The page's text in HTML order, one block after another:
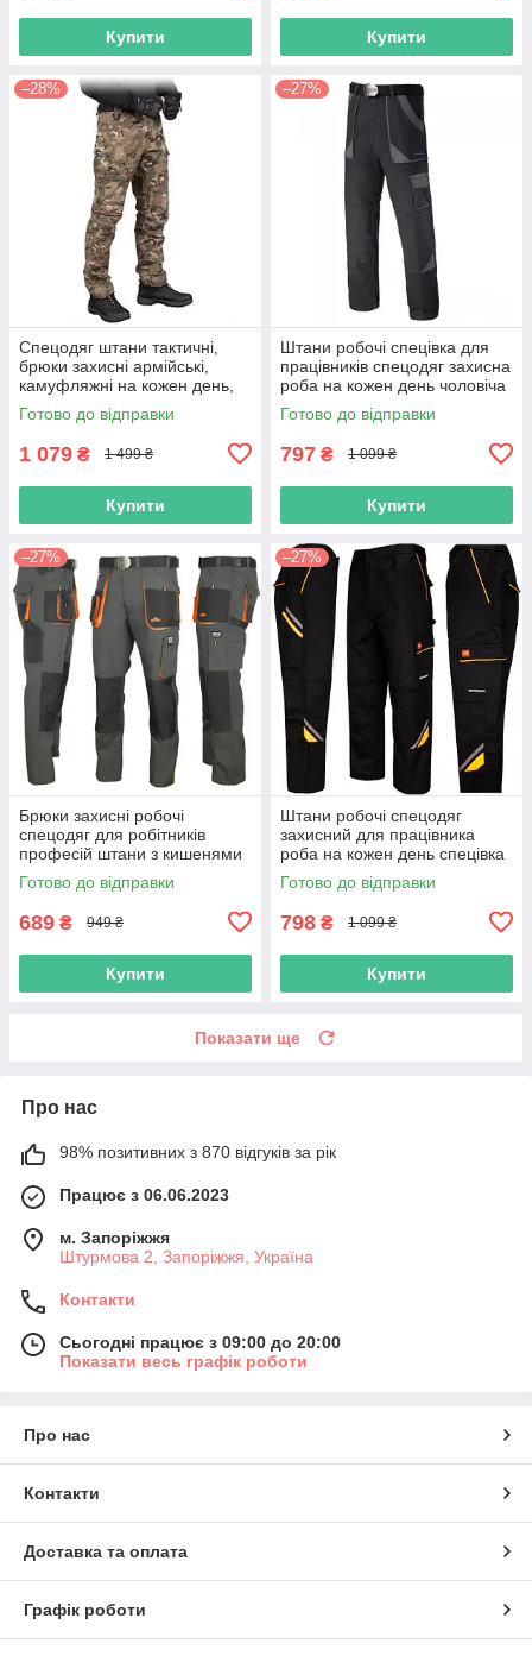
Купити Купити
–28%
Спецодяг штани тактичні,
брюки захисні армійські,
камуфляжні на кожен день,
польша
Готово до відправки
1 079 ₴ 1 499 ₴
Купити
–27%
Штани робочі спецівка для
працівників спецодяг захисна
роба на кожен день чоловіча
практична польша
Готово до відправки
797 ₴ 1 099 ₴
Купити
–27%
Брюки захисні робочі
спецодяг для робітників
професій штани з кишенями
для інструментів польша
Готово до відправки
689 ₴ 949 ₴
Купити
–27%
Штани робочі спецодяг
захисний для працівника
роба на кожен день спецівка
чоловіча практична міцна
Готово до відправки
798 ₴ 1 099 ₴
Купити
Показати ще
Про нас
98% позитивних з 870 відгуків за рік
Працює з 06.06.2023
м. Запоріжжя
Штурмова 2, Запоріжжя, Україна
Контакти
Сьогодні працює з 09:00 до 20:00
Показати весь графік роботи
Про нас
Контакти
Доставка та оплата
Графік роботи